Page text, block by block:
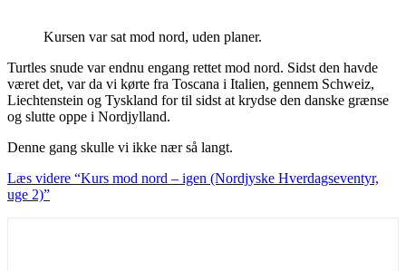
Kursen var sat mod nord, uden planer.
Turtles snude var endnu engang rettet mod nord. Sidst den havde
været det, var da vi kørte fra Toscana i Italien, gennem Schweiz,
Liechtenstein og Tyskland for til sidst at krydse den danske grænse
og slutte oppe i Nordjylland.
Denne gang skulle vi ikke nær så langt.
Læs videre “Kurs mod nord – igen (Nordjyske Hverdagseventyr,
uge 2)”